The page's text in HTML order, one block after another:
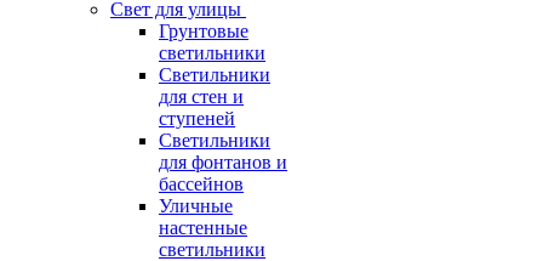
Свет для улицы
Грунтовые
светильники
Светильники
для стен и
ступеней
Светильники
для фонтанов и
бассейнов
Уличные
настенные
светильники